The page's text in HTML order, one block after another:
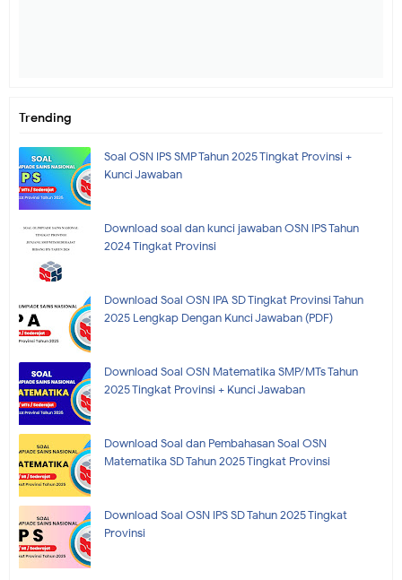
Trending
Soal OSN IPS SMP Tahun 2025 Tingkat Provinsi +
Kunci Jawaban
Download soal dan kunci jawaban OSN IPS Tahun
2024 Tingkat Provinsi
Download Soal OSN IPA SD Tingkat Provinsi Tahun
2025 Lengkap Dengan Kunci Jawaban (PDF)
Download Soal OSN Matematika SMP/MTs Tahun
2025 Tingkat Provinsi + Kunci Jawaban
Download Soal dan Pembahasan Soal OSN
Matematika SD Tahun 2025 Tingkat Provinsi
Download Soal OSN IPS SD Tahun 2025 Tingkat
Provinsi